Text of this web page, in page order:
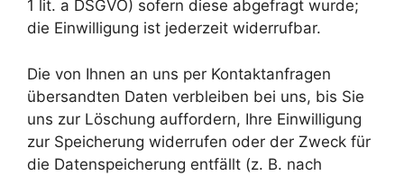
1 lit. a DSGVO) sofern diese abgefragt wurde;
die Einwilligung ist jederzeit widerrufbar.
Die von Ihnen an uns per Kontaktanfragen
übersandten Daten verbleiben bei uns, bis Sie
uns zur Löschung auffordern, Ihre Einwilligung
zur Speicherung widerrufen oder der Zweck für
die Datenspeicherung entfällt (z. B. nach